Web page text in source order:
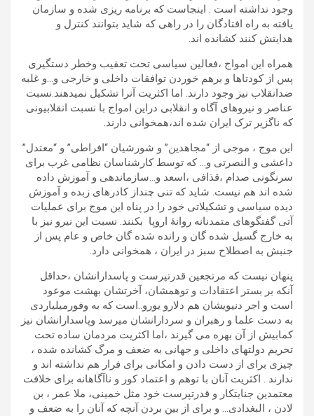
وجود نداشته است . اینجاست که برنامه ریزی شده و سازمان
یافته به راه افتادگان را در راهی که شاید بتوانند کنترل و
هدایتش کنند کشانده اند.
همراه این امواج ،فعالین سیاسی تحت تعقیب وخطر دستگیری
پس از کودتاها و برهم خوردن توافقات داخلی و خارجی و…و غلبه
ضدانقلاب نیز وجود دارند. اما اکثریت آنرا تشکیل نمیدهند.نسبت
عناصر و نیروهای آگاه و انقلابی دراین امواج با نسبت انقلابیونی
که ناگزیر ترک ایران شده اند،همخوانی دارند.
این موج ، موجی از “مجاهدین” و شورشیان “افراطی” و “معتدل”
داعشی و النصرتی و… که توسط کارشناسان نظامی غرب برای
سرنگونی صدام ،قذافی ،اسعد و…سازماندهی و آموزش داده
شده اند هم نیست. شاید که تنی چنداز کادرهای زبده و آموزش
دیده سیاسی و تشکیلاتی خود را در پناه این موج برای عملیات
آتی گفتگوهای متمدنانه روانۀ اروپا بکنند. نسبت این نیرو نیز با
به خارج گسیل شده گان و رانده شده گان خاص و عام پس از
جنبش به اصطلاح سبز در ایران ، همخوانی دارد.
پنهان نیست که مرتجعین قدرتپرست و پاسدارانشان ،حداقل
آنکه بر بستر اعتقادات و توهمشان، آخرتشان بهشت موعود
است و اجر دنیویشان هم دلارو یورو..است که به وفورمیلیاردی
به دست علما و رهبران و سردارانشان میرسد وپاسدارانشان نیز
کمابیش از آن بهره می گیرند ،اما اکثریت مردمان ساده تحت
تحریم دولتهای داخلی و جهانی به ضعف و مرگ کشانده شده ،
چیزی برای از دست دادن و امکانی برای فرار هم نداشته اند و
ندارند . اکثریت آنان با توهم و اعتماد کور و ناآگاهانه برای خلافت
معتمدین جنایتکار و قدرتپرست خود مثل خمینی، ملا عمر ، بن
لادن ، البغدادی… و برای از بین بردن آنچه که آنان را به ضعف و